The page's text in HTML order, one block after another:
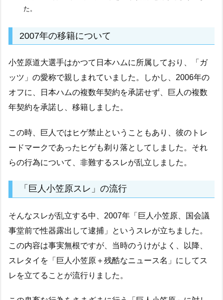
た。
2007年の移籍について
小笠原道大選手はかつて日本ハムに所属しており、「ガ
ッツ」の愛称で親しまれていました。しかし、2006年の
オフに、日本ハムの複数年契約を承諾せず、巨人の複数
年契約を承諾し、移籍しました。
この時、巨人ではヒゲ禁止ということもあり、彼のトレ
ードマークであったヒゲも剃り落としてしました。それ
らの行為について、非難するスレが乱立しました。
「巨人小笠原スレ」の流行
そんなスレが乱立する中、2007年「巨人小笠原、国会議
事堂前で性器露出して逮捕」というスレが立ちました。
この内容は事実無根ですが、当時のうけがよく、以降、
スレタイを「巨人小笠原＋残酷なニュース名」にしてス
レを立てることが流行りました。